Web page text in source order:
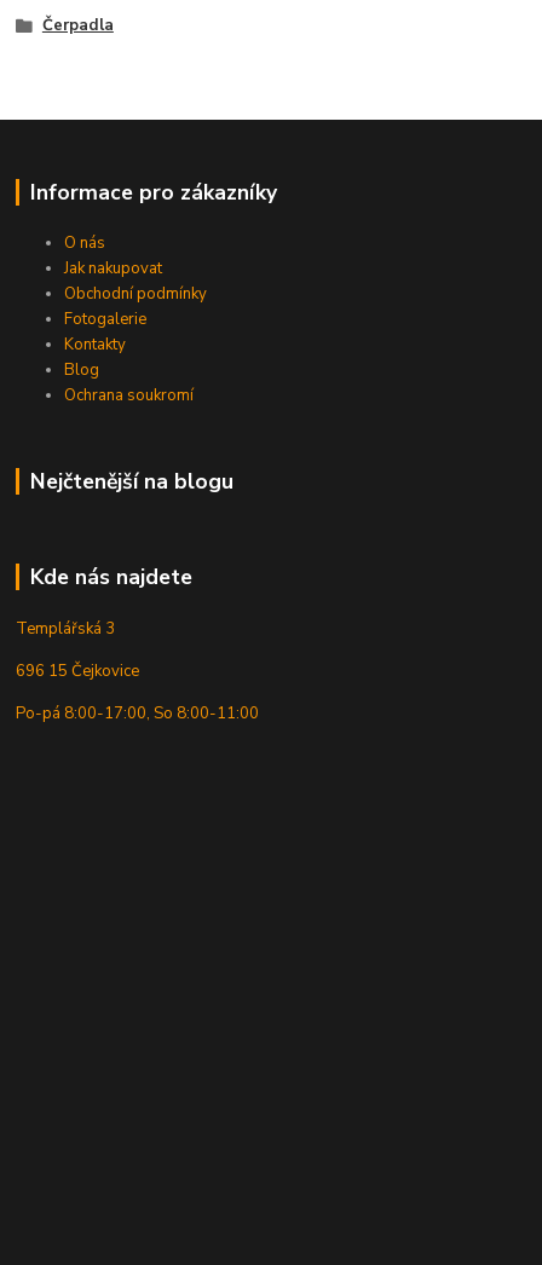
Čerpadla
Informace pro zákazníky
O nás
Jak nakupovat
Obchodní podmínky
Fotogalerie
Kontakty
Blog
Ochrana soukromí
Nejčtenější na blogu
Kde nás najdete
Templářská 3
696 15 Čejkovice
Po-pá 8:00-17:00, So 8:00-11:00